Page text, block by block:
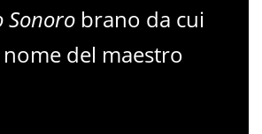
Sonoro brano da cui
del maestro